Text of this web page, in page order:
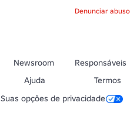
Denunciar abuso
Newsroom
Responsáveis
Ajuda
Termos
Suas opções de privacidade